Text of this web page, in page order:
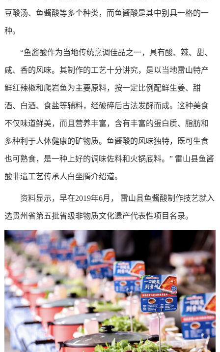
豆酸汤、鱼酱酸等多个种类，而鱼酱酸是其中别具一格的一
种。
“鱼酱酸作为当地传统烹调佳品之一，具有酸、辣、甜、
咸、香的风味。其制作的工艺十分讲究，是以当地雷山特产
鲜红辣椒和爬岩鱼为主要原料，按一定比例配鲜生姜、甜
酒、白酒、食盐等辅料，经破碎后古法发酵而成。这种美食
不仅味道鲜美，而且营养丰富，含有丰富的蛋白质、脂肪和
多种利于人体健康的矿物质。鱼酱酸的风味独特，既可生食
也可熟食，是一种上好的调味佐料和火锅底料。” 雷山县鱼酱
酸非遗工艺传承人白坐腾介绍道。
资料显示，早在2019年6月， 雷山县鱼酱酸制作技艺就入
选贵州省第五批省级非物质文化遗产代表性项目名录。